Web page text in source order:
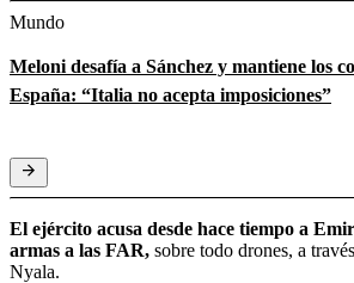
Mundo
Meloni desafía a Sánchez y mantiene los
España: “Italia no acepta imposiciones”
El ejército acusa desde hace tiempo a
armas a las FAR, sobre todo drones, a
Nyala.